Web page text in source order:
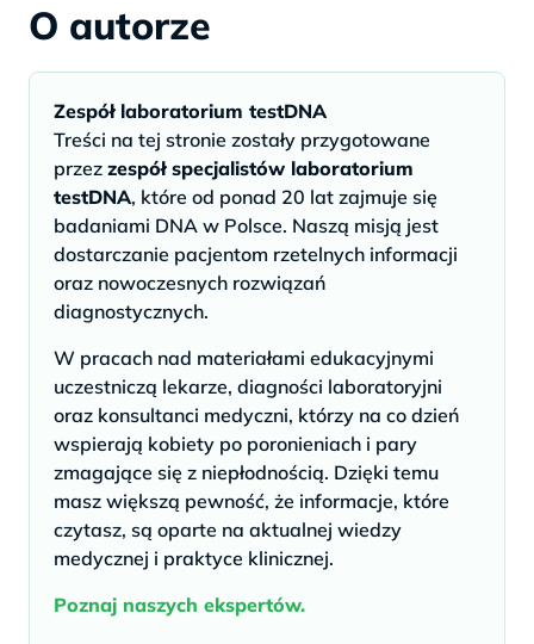
O autorze
Zespół laboratorium testDNA
Treści na tej stronie zostały przygotowane
przez zespół specjalistów laboratorium
testDNA, które od ponad 20 lat zajmuje się
badaniami DNA w Polsce. Naszą misją jest
dostarczanie pacjentom rzetelnych informacji
oraz nowoczesnych rozwiązań
diagnostycznych.
W pracach nad materiałami edukacyjnymi
uczestniczą lekarze, diagności laboratoryjni
oraz konsultanci medyczni, którzy na co dzień
wspierają kobiety po poronieniach i pary
zmagające się z niepłodnością. Dzięki temu
masz większą pewność, że informacje, które
czytasz, są oparte na aktualnej wiedzy
medycznej i praktyce klinicznej.
Poznaj naszych ekspertów.